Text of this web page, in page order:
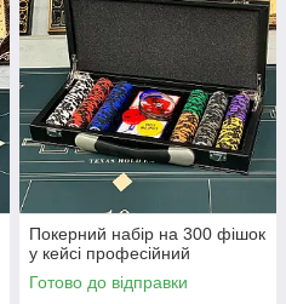
Покерний набір на 300 фішок
у кейсі професійний
Готово до відправки